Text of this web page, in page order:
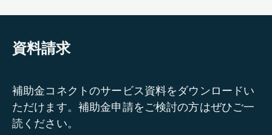
資料請求
補助金コネクトのサービス資料をダウンロードい
ただけます。補助金申請をご検討の方はぜひご一
読ください。